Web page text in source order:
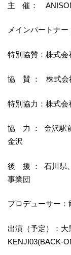
主 催： ANISON
メインパートナ
特別協賛：株式会
協 賛 ： 株式会
特別協力：株式会
協 力 ： 金沢駅
金沢
後 援 ： 石川県
事業団
プロデューサー：
出演（予定）：大
KENJI03(BACK-